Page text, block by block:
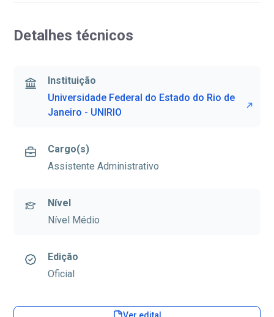
Detalhes técnicos
Instituição
Universidade Federal do Estado do Rio de
Janeiro - UNIRIO
Cargo(s)
Assistente Administrativo
Nível
Nível Médio
Edição
Oficial
Ver edital